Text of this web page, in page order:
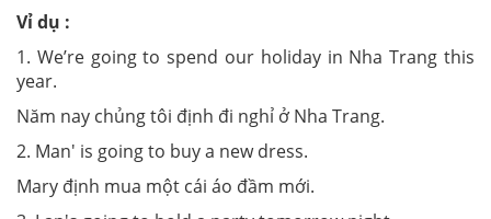
Vỉ dụ :
1. We’re going to spend our holiday in Nha Trang this
year.
Năm nay chủng tôi định đi nghỉ ở Nha Trang.
2. Man' is going to buy a new dress.
Mary định mua một cái áo đầm mới.